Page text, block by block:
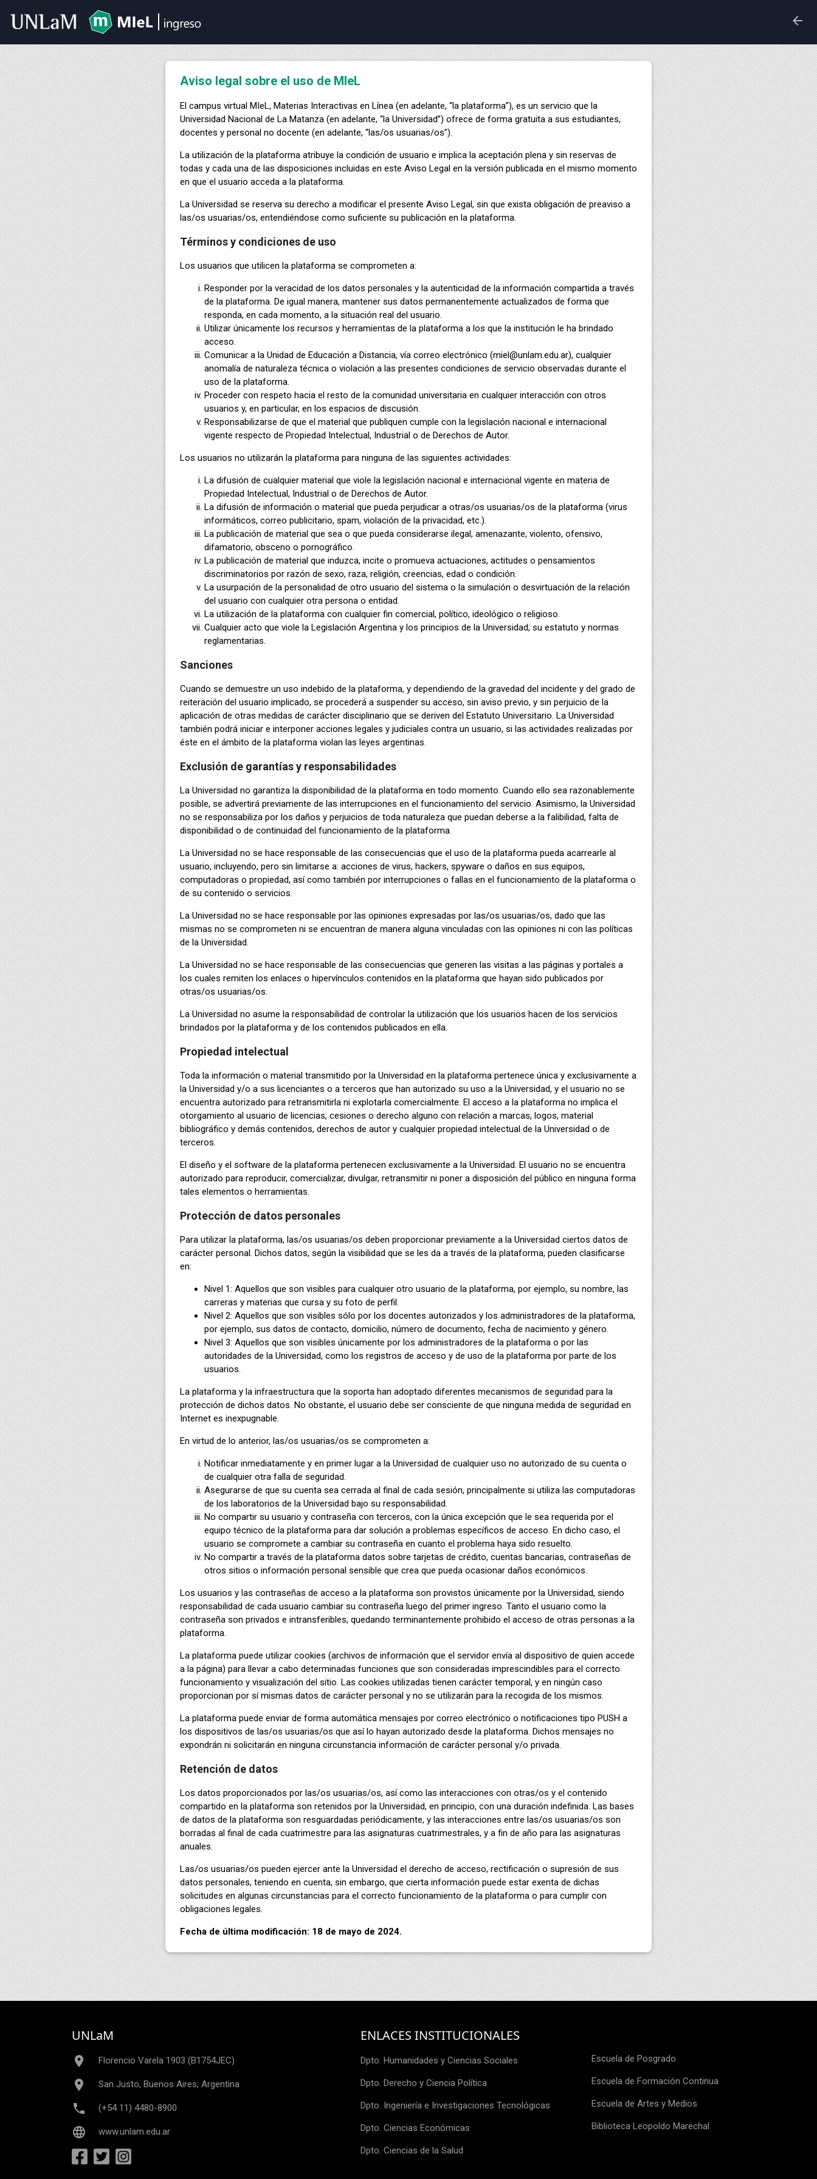
arrow_back
Aviso legal sobre el uso de MIeL
El campus virtual MIeL, Materias Interactivas en Línea (en adelante, “la plataforma”), es un servicio que la
Universidad Nacional de La Matanza (en adelante, “la Universidad”) ofrece de forma gratuita a sus estudiantes,
docentes y personal no docente (en adelante, “las/os usuarias/os”).
La utilización de la plataforma atribuye la condición de usuario e implica la aceptación plena y sin reservas de
todas y cada una de las disposiciones incluidas en este Aviso Legal en la versión publicada en el mismo momento
en que el usuario acceda a la plataforma.
La Universidad se reserva su derecho a modificar el presente Aviso Legal, sin que exista obligación de preaviso a
las/os usuarias/os, entendiéndose como suficiente su publicación en la plataforma.
Términos y condiciones de uso
Los usuarios que utilicen la plataforma se comprometen a:
Responder por la veracidad de los datos personales y la autenticidad de la información compartida a través
de la plataforma. De igual manera, mantener sus datos permanentemente actualizados de forma que
responda, en cada momento, a la situación real del usuario.
Utilizar únicamente los recursos y herramientas de la plataforma a los que la institución le ha brindado
acceso.
Comunicar a la Unidad de Educación a Distancia, vía correo electrónico (miel@unlam.edu.ar), cualquier
anomalía de naturaleza técnica o violación a las presentes condiciones de servicio observadas durante el
uso de la plataforma.
Proceder con respeto hacia el resto de la comunidad universitaria en cualquier interacción con otros
usuarios y, en particular, en los espacios de discusión.
Responsabilizarse de que el material que publiquen cumple con la legislación nacional e internacional
vigente respecto de Propiedad Intelectual, Industrial o de Derechos de Autor.
Los usuarios no utilizarán la plataforma para ninguna de las siguientes actividades:
La difusión de cualquier material que viole la legislación nacional e internacional vigente en materia de
Propiedad Intelectual, Industrial o de Derechos de Autor.
La difusión de información o material que pueda perjudicar a otras/os usuarias/os de la plataforma (virus
informáticos, correo publicitario, spam, violación de la privacidad, etc.).
La publicación de material que sea o que pueda considerarse ilegal, amenazante, violento, ofensivo,
difamatorio, obsceno o pornográfico.
La publicación de material que induzca, incite o promueva actuaciones, actitudes o pensamientos
discriminatorios por razón de sexo, raza, religión, creencias, edad o condición.
La usurpación de la personalidad de otro usuario del sistema o la simulación o desvirtuación de la relación
del usuario con cualquier otra persona o entidad.
La utilización de la plataforma con cualquier fin comercial, político, ideológico o religioso.
Cualquier acto que viole la Legislación Argentina y los principios de la Universidad, su estatuto y normas
reglamentarias.
Sanciones
Cuando se demuestre un uso indebido de la plataforma, y dependiendo de la gravedad del incidente y del grado de
reiteración del usuario implicado, se procederá a suspender su acceso, sin aviso previo, y sin perjuicio de la
aplicación de otras medidas de carácter disciplinario que se deriven del Estatuto Universitario. La Universidad
también podrá iniciar e interponer acciones legales y judiciales contra un usuario, si las actividades realizadas por
éste en el ámbito de la plataforma violan las leyes argentinas.
Exclusión de garantías y responsabilidades
La Universidad no garantiza la disponibilidad de la plataforma en todo momento. Cuando ello sea razonablemente
posible, se advertirá previamente de las interrupciones en el funcionamiento del servicio. Asimismo, la Universidad
no se responsabiliza por los daños y perjuicios de toda naturaleza que puedan deberse a la falibilidad, falta de
disponibilidad o de continuidad del funcionamiento de la plataforma.
La Universidad no se hace responsable de las consecuencias que el uso de la plataforma pueda acarrearle al
usuario, incluyendo, pero sin limitarse a: acciones de virus, hackers, spyware o daños en sus equipos,
computadoras o propiedad, así como también por interrupciones o fallas en el funcionamiento de la plataforma o
de su contenido o servicios.
La Universidad no se hace responsable por las opiniones expresadas por las/os usuarias/os, dado que las
mismas no se comprometen ni se encuentran de manera alguna vinculadas con las opiniones ni con las políticas
de la Universidad.
La Universidad no se hace responsable de las consecuencias que generen las visitas a las páginas y portales a
los cuales remiten los enlaces o hipervínculos contenidos en la plataforma que hayan sido publicados por
otras/os usuarias/os.
La Universidad no asume la responsabilidad de controlar la utilización que los usuarios hacen de los servicios
brindados por la plataforma y de los contenidos publicados en ella.
Propiedad intelectual
Toda la información o material transmitido por la Universidad en la plataforma pertenece única y exclusivamente a
la Universidad y/o a sus licenciantes o a terceros que han autorizado su uso a la Universidad, y el usuario no se
encuentra autorizado para retransmitirla ni explotarla comercialmente. El acceso a la plataforma no implica el
otorgamiento al usuario de licencias, cesiones o derecho alguno con relación a marcas, logos, material
bibliográfico y demás contenidos, derechos de autor y cualquier propiedad intelectual de la Universidad o de
terceros.
El diseño y el software de la plataforma pertenecen exclusivamente a la Universidad. El usuario no se encuentra
autorizado para reproducir, comercializar, divulgar, retransmitir ni poner a disposición del público en ninguna forma
tales elementos o herramientas.
Protección de datos personales
Para utilizar la plataforma, las/os usuarias/os deben proporcionar previamente a la Universidad ciertos datos de
carácter personal. Dichos datos, según la visibilidad que se les da a través de la plataforma, pueden clasificarse
en:
Nivel 1: Aquellos que son visibles para cualquier otro usuario de la plataforma, por ejemplo, su nombre, las
carreras y materias que cursa y su foto de perfil.
Nivel 2: Aquellos que son visibles sólo por los docentes autorizados y los administradores de la plataforma,
por ejemplo, sus datos de contacto, domicilio, número de documento, fecha de nacimiento y género.
Nivel 3: Aquellos que son visibles únicamente por los administradores de la plataforma o por las
autoridades de la Universidad, como los registros de acceso y de uso de la plataforma por parte de los
usuarios.
La plataforma y la infraestructura que la soporta han adoptado diferentes mecanismos de seguridad para la
protección de dichos datos. No obstante, el usuario debe ser consciente de que ninguna medida de seguridad en
Internet es inexpugnable.
En virtud de lo anterior, las/os usuarias/os se comprometen a:
Notificar inmediatamente y en primer lugar a la Universidad de cualquier uso no autorizado de su cuenta o
de cualquier otra falla de seguridad.
Asegurarse de que su cuenta sea cerrada al final de cada sesión, principalmente si utiliza las computadoras
de los laboratorios de la Universidad bajo su responsabilidad.
No compartir su usuario y contraseña con terceros, con la única excepción que le sea requerida por el
equipo técnico de la plataforma para dar solución a problemas específicos de acceso. En dicho caso, el
usuario se compromete a cambiar su contraseña en cuanto el problema haya sido resuelto.
No compartir a través de la plataforma datos sobre tarjetas de crédito, cuentas bancarias, contraseñas de
otros sitios o información personal sensible que crea que pueda ocasionar daños económicos.
Los usuarios y las contraseñas de acceso a la plataforma son provistos únicamente por la Universidad, siendo
responsabilidad de cada usuario cambiar su contraseña luego del primer ingreso. Tanto el usuario como la
contraseña son privados e intransferibles, quedando terminantemente prohibido el acceso de otras personas a la
plataforma.
La plataforma puede utilizar cookies (archivos de información que el servidor envía al dispositivo de quien accede
a la página) para llevar a cabo determinadas funciones que son consideradas imprescindibles para el correcto
funcionamiento y visualización del sitio. Las cookies utilizadas tienen carácter temporal, y en ningún caso
proporcionan por sí mismas datos de carácter personal y no se utilizarán para la recogida de los mismos.
La plataforma puede enviar de forma automática mensajes por correo electrónico o notificaciones tipo PUSH a
los dispositivos de las/os usuarias/os que así lo hayan autorizado desde la plataforma. Dichos mensajes no
expondrán ni solicitarán en ninguna circunstancia información de carácter personal y/o privada.
Retención de datos
Los datos proporcionados por las/os usuarias/os, así como las interacciones con otras/os y el contenido
compartido en la plataforma son retenidos por la Universidad, en principio, con una duración indefinida. Las bases
de datos de la plataforma son resguardadas periódicamente, y las interacciones entre las/os usuarias/os son
borradas al final de cada cuatrimestre para las asignaturas cuatrimestrales, y a fin de año para las asignaturas
anuales.
Las/os usuarias/os pueden ejercer ante la Universidad el derecho de acceso, rectificación o supresión de sus
datos personales, teniendo en cuenta, sin embargo, que cierta información puede estar exenta de dichas
solicitudes en algunas circunstancias para el correcto funcionamiento de la plataforma o para cumplir con
obligaciones legales.
Fecha de última modificación: 18 de mayo de 2024.
UNLaM
place Florencio Varela 1903 (B1754JEC)
place San Justo, Buenos Aires, Argentina
phone (+54 11) 4480-8900
language www.unlam.edu.ar
ENLACES INSTITUCIONALES
Dpto. Humanidades y Ciencias Sociales
Dpto. Derecho y Ciencia Política
Dpto. Ingeniería e Investigaciones Tecnológicas
Dpto. Ciencias Económicas
Dpto. Ciencias de la Salud
Escuela de Posgrado
Escuela de Formación Continua
Escuela de Artes y Medios
Biblioteca Leopoldo Marechal